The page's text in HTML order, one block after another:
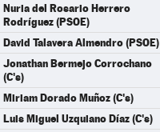
Nuria del Rosario Herrero
Rodríguez (PSOE)
David Talavera Almendro (PSOE)
Jonathan Bermejo Corrochano
(C's)
Miriam Dorado Muñoz (C's)
Luis Miguel Uzquiano Díaz (C's)